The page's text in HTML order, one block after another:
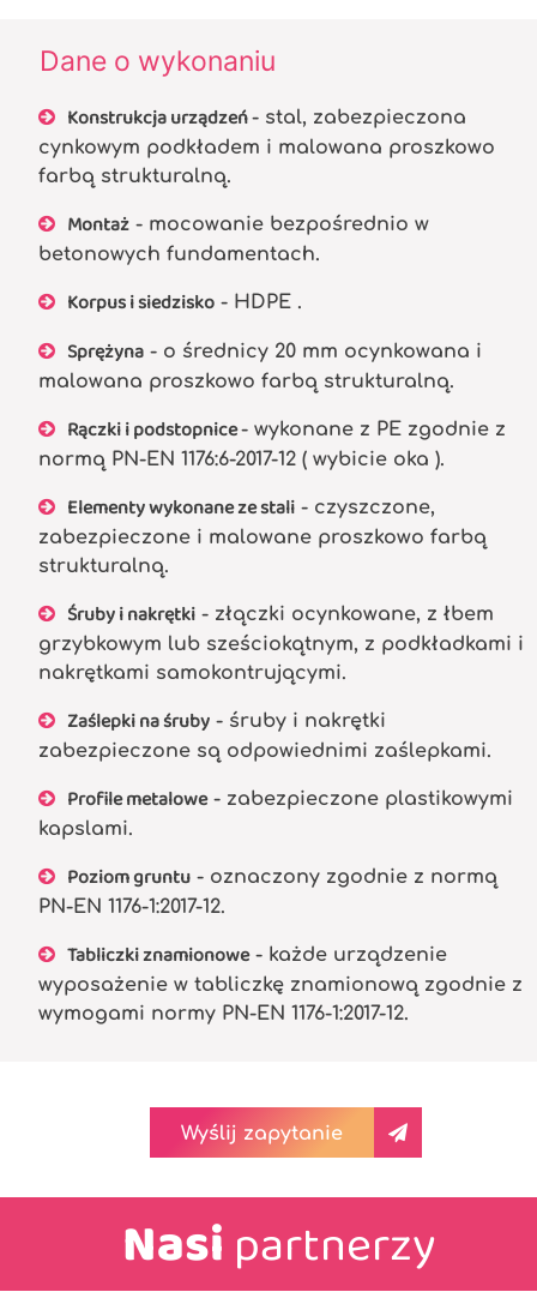
Dane o wykonaniu
Konstrukcja urządzeń- stal, zabezpieczona
cynkowym podkładem i malowana proszkowo
farbą strukturalną.
Montaż - mocowanie bezpośrednio w
betonowych fundamentach.
Korpus i siedzisko - HDPE .
Sprężyna - o średnicy 20 mm ocynkowana i
malowana proszkowo farbą strukturalną.
Rączki i podstopnice- wykonane z PE zgodnie z
normą PN-EN 1176:6-2017-12 ( wybicie oka ).
Elementy wykonane ze stali - czyszczone,
zabezpieczone i malowane proszkowo farbą
strukturalną.
Śruby i nakrętki - złączki ocynkowane, z łbem
grzybkowym lub sześciokątnym, z podkładkami i
nakrętkami samokontrującymi.
Zaślepki na śruby - śruby i nakrętki
zabezpieczone są odpowiednimi zaślepkami.
Profile metalowe- zabezpieczone plastikowymi
kapslami.
Poziom gruntu - oznaczony zgodnie z normą
PN-EN 1176-1:2017-12.
Tabliczki znamionowe- każde urządzenie
wyposażenie w tabliczkę znamionową zgodnie z
wymogami normy PN-EN 1176-1:2017-12.
Wyślij zapytanie
Nasipartnerzy